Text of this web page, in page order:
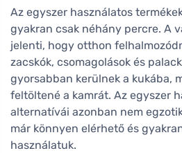
Az egyszer használatos
gyakran csak néhány percre. A
jelenti, hogy otthon
zacskók, csomagolások és
gyorsabban kerülnek a kukába,
feltöltené a kamrát. Az egyszer
alternatívái azonban nem
már könnyen elérhető és
használatuk.